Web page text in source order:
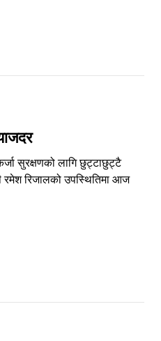
सुरक्षणको लागि छुट्टाछुट्टै
रमेश रिजालको उपस्थितिमा आज